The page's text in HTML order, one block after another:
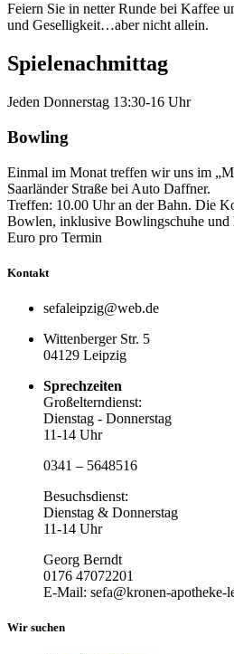
Feiern Sie in netter Runde bei Kaffee
und Geselligkeit…aber nicht allein.
Spielenachmittag
Jeden Donnerstag 13:30-16 Uhr
Bowling
Einmal im Monat treffen wir uns im
Saarländer Straße bei Auto Daffner.
Treffen: 10.00 Uhr an der Bahn. Die
Bowlen, inklusive Bowlingschuhe und
Euro pro Termin
Kontakt
sefaleipzig@web.de
Wittenberger Str. 5
04129 Leipzig
Sprechzeiten
Großelterndienst:
Dienstag - Donnerstag
11-14 Uhr
0341 – 5648516
Besuchsdienst:
Dienstag & Donnerstag
11-14 Uhr
Georg Berndt
0176 47072201
E-Mail: sefa@kronen-apotheke-
Wir suchen